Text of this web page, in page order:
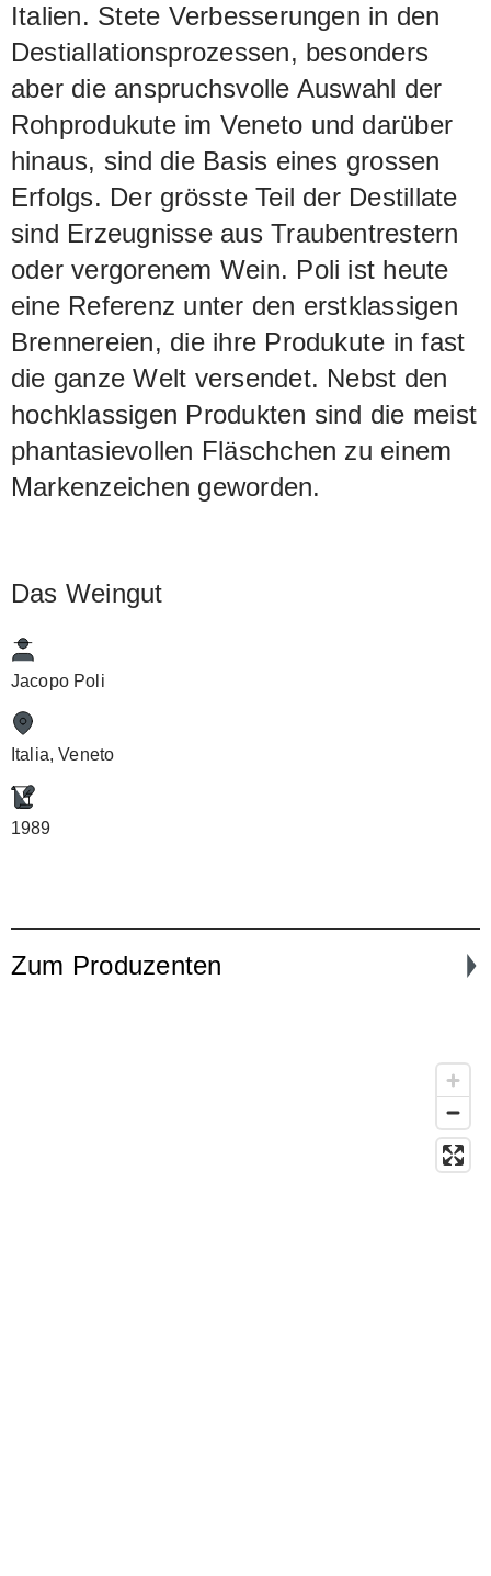
Italien. Stete Verbesserungen in den
Destiallationsprozessen, besonders
aber die anspruchsvolle Auswahl der
Rohprodukute im Veneto und darüber
hinaus, sind die Basis eines grossen
Erfolgs. Der grösste Teil der Destillate
sind Erzeugnisse aus Traubentrestern
oder vergorenem Wein. Poli ist heute
eine Referenz unter den erstklassigen
Brennereien, die ihre Produkute in fast
die ganze Welt versendet. Nebst den
hochklassigen Produkten sind die meist
phantasievollen Fläschchen zu einem
Markenzeichen geworden.
Das Weingut
Jacopo Poli
Italia, Veneto
1989
Zum Produzenten